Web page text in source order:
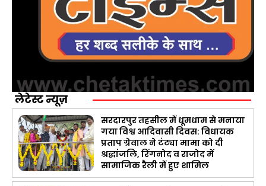
लेटेस्ट न्यूज़
सरदारपुर तहसील में धूमधाम से मनाया
गया विश्व आदिवासी दिवस: विधायक
प्रताप ग्रेवाल ने टंट्या मामा को दी
श्रद्धांजलि, रिंगनोद व राजोद में
सामाजिक रैली में हुए शामिल